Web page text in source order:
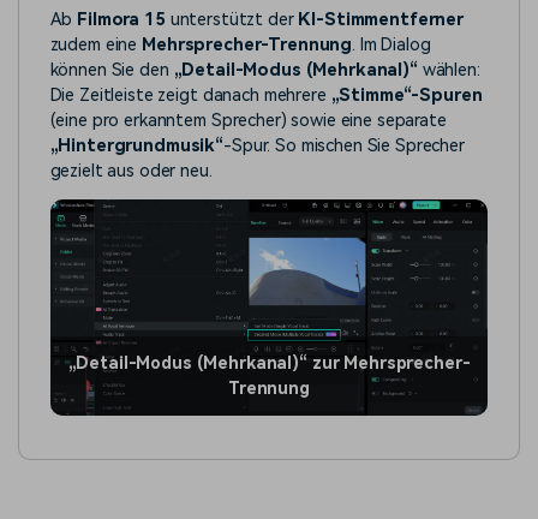
Ab Filmora 15 unterstützt der KI-Stimmentferner
zudem eine Mehrsprecher-Trennung. Im Dialog
können Sie den „Detail-Modus (Mehrkanal)“ wählen:
Die Zeitleiste zeigt danach mehrere „Stimme“-Spuren
(eine pro erkanntem Sprecher) sowie eine separate
„Hintergrundmusik“-Spur. So mischen Sie Sprecher
gezielt aus oder neu.
„Detail-Modus (Mehrkanal)“ zur Mehrsprecher-
Trennung